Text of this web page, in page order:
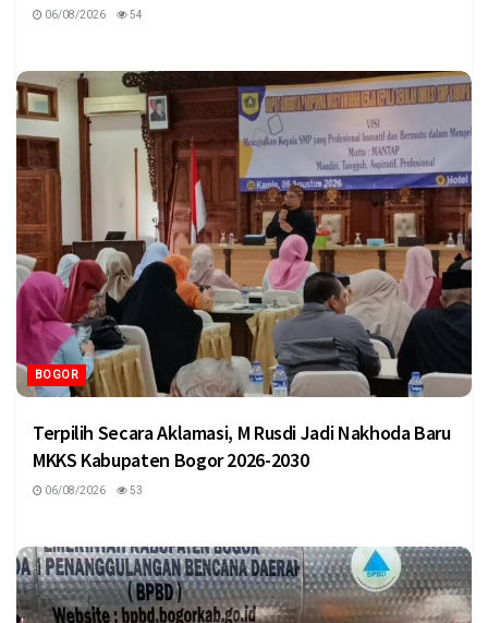
06/08/2026 54
BOGOR
Terpilih Secara Aklamasi, M Rusdi Jadi Nakhoda Baru
MKKS Kabupaten Bogor 2026-2030
06/08/2026 53